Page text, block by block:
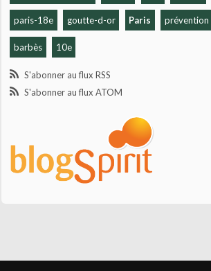
paris-18e goutte-d-or Paris prévention
barbès 10e
S'abonner au flux RSS
S'abonner au flux ATOM